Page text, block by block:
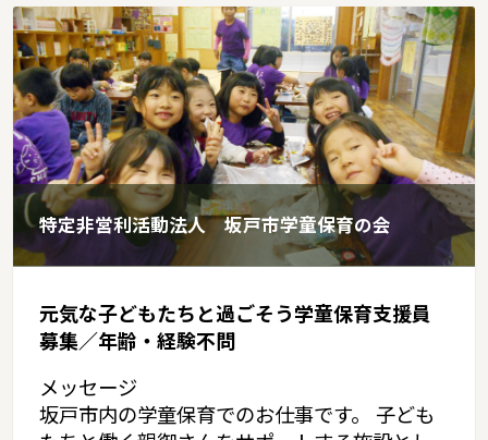
特定非営利活動法人 坂戸市学童保育の会
元気な子どもたちと過ごそう学童保育支援員
募集／年齢・経験不問
メッセージ
坂戸市内の学童保育でのお仕事です。 子ども